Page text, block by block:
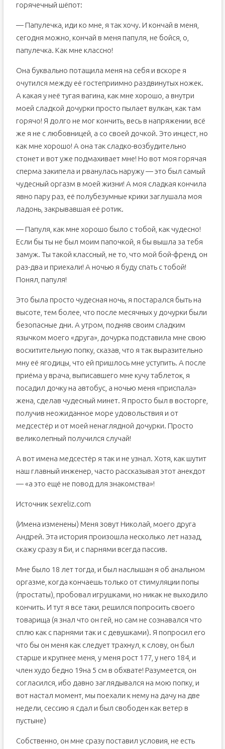
горячечный шёпот:
— Папулечка, иди ко мне, я так хочу. И кончай в меня,
сегодня можно, кончай в меня папуля, не бойся, о,
папулечка. Как мне классно!
Она буквально потащила меня на себя и вскоре я
очутился между её гостеприимно раздвинутых ножек.
А какая у неё тугая вагина, как мне хорошо, а внутри
моей сладкой дочурки просто пылает вулкан, как там
горячо! Я долго не мог кончить, весь в напряжении, всё
же я не с любовницей, а со своей дочкой. Это инцест, но
как мне хорошо! А она так сладко-возбудительно
стонет и вот уже подмахивает мне! Но вот моя горячая
сперма закипела и рванулась наружу — это был самый
чудесный оргазм в моей жизни! А моя сладкая кончила
явно пару раз, её полубезумные крики заглушала моя
ладонь, закрывавшая её ротик.
— Папуля, как мне хорошо было с тобой, как чудесно!
Если бы ты не был моим папочкой, я бы вышла за тебя
замуж. Ты такой классный, не то, что мой бой-френд, он
раз-два и приехали! А ночью я буду спать с тобой!
Понял, папуля!
Это была просто чудесная ночь, я постарался быть на
высоте, тем более, что после месячных у дочурки были
безопасные дни. А утром, подняв своим сладким
язычком моего «друга», дочурка подставила мне свою
восхитительную попку, сказав, что я так выразительно
мну её ягодицы, что ей пришлось мне уступить. А после
приёма у врача, выписавшего мне кучу таблеток, я
посадил дочку на автобус, а ночью меня «приспала»
жена, сделав чудесный минет. Я просто был в восторге,
получив неожиданное море удовольствия и от
медсестёр и от моей ненаглядной дочурки. Просто
великолепный получился случай!
А вот имена медсестёр я так и не узнал. Хотя, как шутит
наш главный инженер, часто рассказывая этот анекдот
— «а это ещё не повод для знакомства»!
Источник sexreliz.com
(Имена изменены) Меня зовут Николай, моего друга
Андрей. Эта история произошла несколько лет назад,
скажу сразу я Би, и с парнями всегда пассив.
Мне было 18 лет тогда, и был наслышан я об анальном
оргазме, когда кончаешь только от стимуляции попы
(простаты), пробовал игрушками, но никак не выходило
кончить. И тут я все таки, решился попросить своего
товарища (я знал что он гей, но сам не сознавался что
сплю как с парнями так и с девушками). Я попросил его
что бы он меня как следует трахнул, к слову, он был
старше и крупнее меня, у меня рост 177, у него 184, и
член худо бедно 19на 5 см в обхвате! Разумеется, он
согласился, ибо давно заглядывался на мою попку, и
вот настал момент, мы поехали к нему на дачу на две
недели, сессию я сдал и был свободен как ветер в
пустыне)
Собственно, он мне сразу поставил условия, не есть